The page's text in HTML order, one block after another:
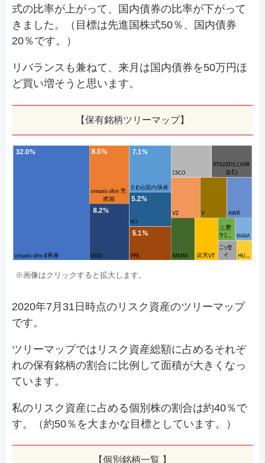
式の比率が上がって、国内債券の比率が下がって
きました。（目標は先進国株式50％、国内債券
20％です。）
リバランスも兼ねて、来月は国内債券を50万円ほ
ど買い増そうと思います。
【保有銘柄ツリーマップ】
※画像はクリックすると拡大します。
2020年7月31日時点のリスク資産のツリーマップ
です。
ツリーマップではリスク資産総額に占めるそれぞ
れの保有銘柄の割合に比例して面積が大きくなっ
ています。
私のリスク資産に占める個別株の割合は約40％で
す。（約50％を大まかな目標としています。）
【個別銘柄一覧 】